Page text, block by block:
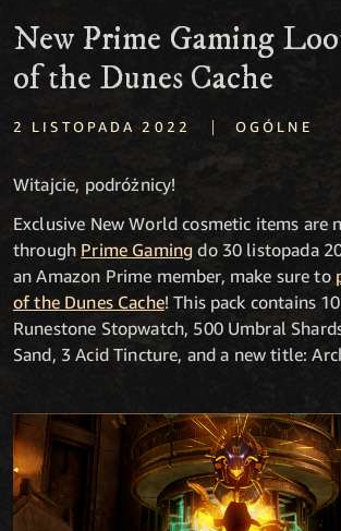
New Prime Gaming
of the Dunes Cache
2 LISTOPADA 2022 | OGÓLNE
Witajcie, podróżnicy!
Exclusive New World cosmetic items are
through Prime Gaming do 30 listopada
an Amazon Prime member, make sure to
of the Dunes Cache! This pack contains
Runestone Stopwatch, 500 Umbral
Sand, 3 Acid Tincture, and a new title: